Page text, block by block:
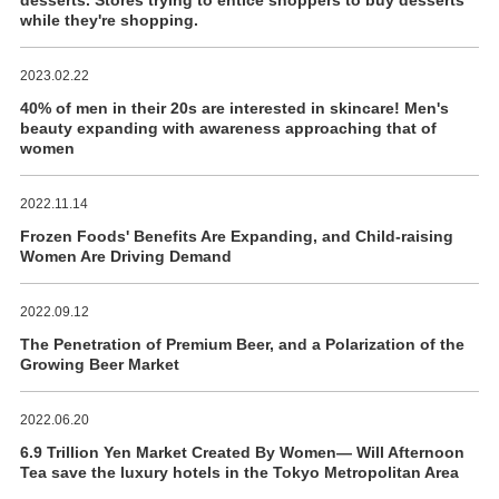
while they're shopping.
2023.02.22
40% of men in their 20s are interested in skincare! Men's
beauty expanding with awareness approaching that of
women
2022.11.14
Frozen Foods' Benefits Are Expanding, and Child-raising
Women Are Driving Demand
2022.09.12
The Penetration of Premium Beer, and a Polarization of the
Growing Beer Market
2022.06.20
6.9 Trillion Yen Market Created By Women― Will Afternoon
Tea save the luxury hotels in the Tokyo Metropolitan Area